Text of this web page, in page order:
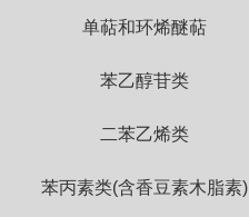
单萜和环烯醚萜
苯乙醇苷类
二苯乙烯类
苯丙素类(含香豆素木脂素)